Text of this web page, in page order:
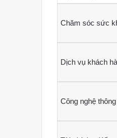
Chăm sóc sức
Dịch vụ khách
Công nghệ